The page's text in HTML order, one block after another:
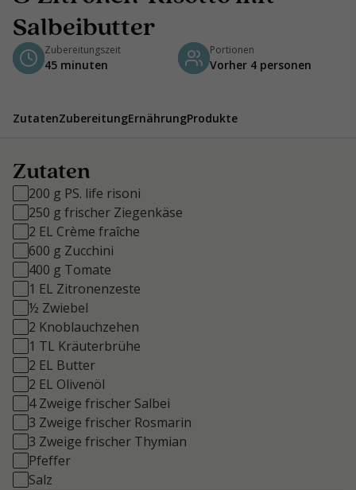
Salbeibutter
Zubereitungszeit
45 minuten
Portionen
Vorher 4 personen
ZutatenZubereitungErnährungProdukte
Zutaten
200 g PS. life risoni
250 g frischer Ziegenkäse
2 EL Crème fraîche
600 g Zucchini
400 g Tomate
1 EL Zitronenzeste
½ Zwiebel
2 Knoblauchzehen
1 TL Kräuterbrühe
2 EL Butter
2 EL Olivenöl
4 Zweige frischer Salbei
3 Zweige frischer Rosmarin
3 Zweige frischer Thymian
Pfeffer
Salz